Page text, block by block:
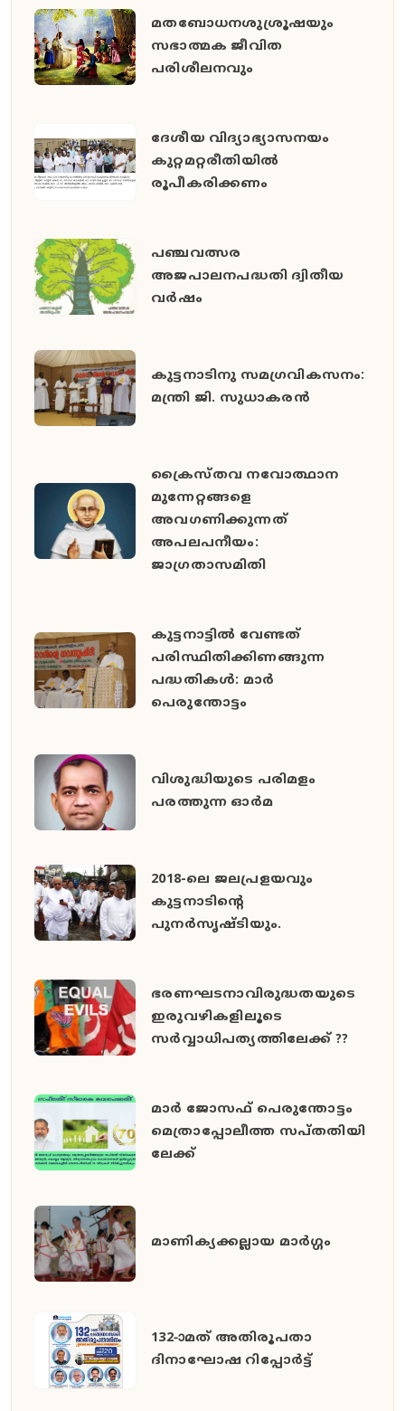
മതബോധനശുശ്രൂഷയും
സഭാത്മക ജീവിത
പരിശീലനവും
ദേശീയ വിദ്യാഭ്യാസനയം
കുറ്റമറ്റരീതിയില്‍
രൂപീകരിക്കണം
പഞ്ചവത്സര
അജപാലനപദ്ധതി ദ്വിതീയ
വര്‍ഷം
കുട്ടനാടിനു സമഗ്രവികസനം:
മന്ത്രി ജി. സുധാകരന്‍
ക്രൈസ്തവ നവോത്ഥാന
മുന്നേറ്റങ്ങളെ
അവഗണിക്കുന്നത്
അപലപനീയം:
ജാഗ്രതാസമിതി
കുട്ടനാട്ടില്‍ വേണ്ടത്
പരിസ്ഥിതിക്കിണങ്ങുന്ന
പദ്ധതികള്‍: മാര്‍
പെരുന്തോട്ടം
വിശുദ്ധിയുടെ പരിമളം
പരത്തുന്ന ഓർമ
2018-ലെ ജലപ്രളയവും
കുട്ടനാടിന്റെ
പുനര്‍സൃഷ്ടിയും.
ഭരണഘടനാവിരുദ്ധതയുടെ
ഇരുവഴികളിലൂടെ
സര്‍വ്വാധിപത്യത്തിലേക്ക് ??
മാ​​ർ ജോ​​സ​​ഫ് പെ​​രു​​ന്തോ​​ട്ടം
മെത്രാപ്പോലീത്ത സ​​പ്ത​​തി​​യി​​
ലേ​​ക്ക്
മാണിക്യക്കല്ലായ മാര്‍ഗ്ഗം
132-ാമത് അതിരൂപതാ
ദിനാഘോഷ റിപ്പോര്‍ട്ട്